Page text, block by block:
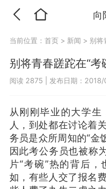
向
当前位置：首页 > 新闻 > 别将
别将青春蹉跎在“考
阅读 2875 发布日期：
从刚刚毕业的大学
人，到处都在讨论着
务员是众所周知的“金
因此考公务员也被称
片“考碗”热的背后
如，有些人交了报名